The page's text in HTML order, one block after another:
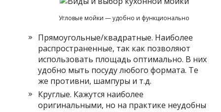
Угловые мойки — удобно и функционально
Прямоугольные/квадратные. Наиболее
распространенные, так как позволяют
использовать площадь оптимально. В них
удобно мыть посуду любого формата. Те
же противни, шампуры и т.д.
Круглые. Кажутся наиболее
оригинальными, но на практике неудобны